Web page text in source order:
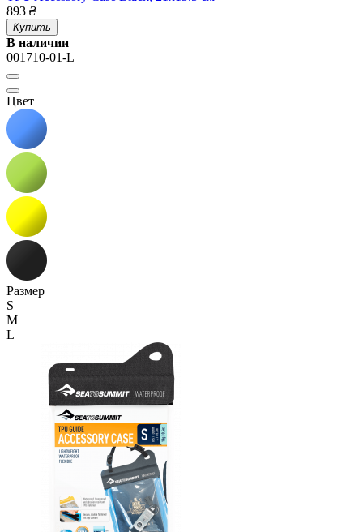
893 ₴
Купить
В наличии
001710-01-L
Цвет
Размер
S
M
L